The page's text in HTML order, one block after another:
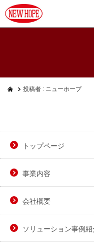
投稿者 : ニューホープ
トップページ
事業内容
会社概要
ソリューション事例紹